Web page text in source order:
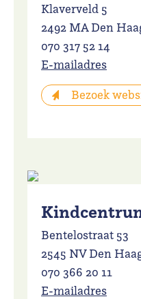
Klaverveld 5
2492 MA Den
070 317 52 14
E-mailadres
Bezoek
Bentelostraat 53
2545 NV Den
070 366 20 11
E-mailadres